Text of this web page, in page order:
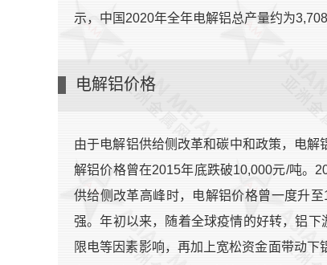
示，中国2020年全年电解铝总产量约为
电解铝价格
由于电解铝供给侧改革和碳中和政策，电
解铝价格曾在2015年底跌破10,000元/吨。
供给侧改革高峰时，电解铝价格曾一度升
强。年初以来，随着全球疫情的好转，铝
限电等因素影响，再加上宽松资金面带动